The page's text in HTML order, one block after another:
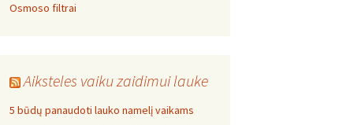
Osmoso filtrai
Aiksteles vaiku zaidimui lauke
5 būdų panaudoti lauko namelį vaikams